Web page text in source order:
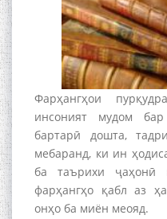
Фарҳангҳои
инсоният мудом
бартарӣ дошта,
мебаранд, ки ин
ба таърихи ҷаҳонӣ
фарҳангҳо қабл аз
онҳо ба миён меояд.
Дар Академияи
илмҳои Тоҷикистон
ба 100-солагии
адабиётшинос
Табаров
назариявӣ